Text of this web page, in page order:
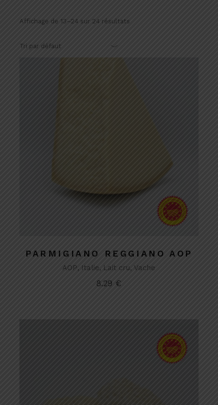
Affichage de 13–24 sur 24 résultats
Tri par défaut
PARMIGIANO REGGIANO AOP
AOP Italie Lait cru Vache
8.29 €